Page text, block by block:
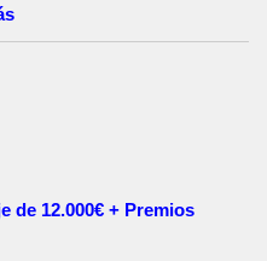
de 12.000€ + Premios